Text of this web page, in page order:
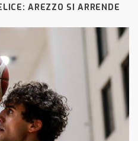
AREZZO SI ARRENDE